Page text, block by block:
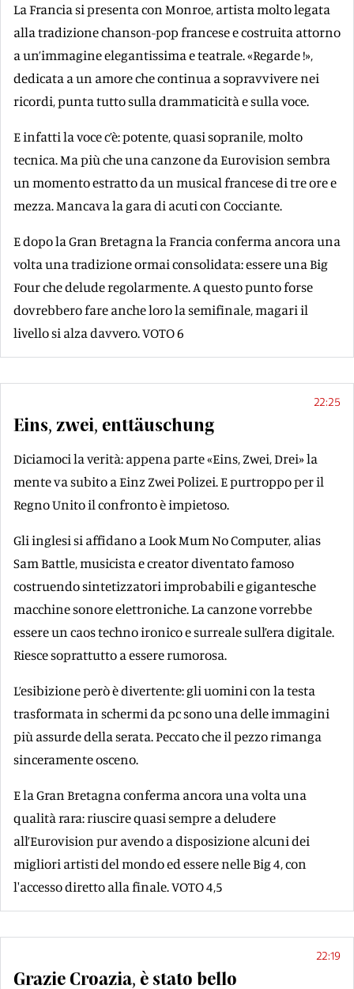
La Francia si presenta con Monroe, artista molto legata
alla tradizione chanson-pop francese e costruita attorno
a un’immagine elegantissima e teatrale. «Regarde !»,
dedicata a un amore che continua a sopravvivere nei
ricordi, punta tutto sulla drammaticità e sulla voce.
E infatti la voce c’è: potente, quasi sopranile, molto
tecnica. Ma più che una canzone da Eurovision sembra
un momento estratto da un musical francese di tre ore e
mezza. Mancava la gara di acuti con Cocciante.
E dopo la Gran Bretagna la Francia conferma ancora una
volta una tradizione ormai consolidata: essere una Big
Four che delude regolarmente. A questo punto forse
dovrebbero fare anche loro la semifinale, magari il
livello si alza davvero. VOTO 6
22:25
Eins, zwei, enttäuschung
Diciamoci la verità: appena parte «Eins, Zwei, Drei» la
mente va subito a Einz Zwei Polizei. E purtroppo per il
Regno Unito il confronto è impietoso.
Gli inglesi si affidano a Look Mum No Computer, alias
Sam Battle, musicista e creator diventato famoso
costruendo sintetizzatori improbabili e gigantesche
macchine sonore elettroniche. La canzone vorrebbe
essere un caos techno ironico e surreale sull’era digitale.
Riesce soprattutto a essere rumorosa.
L’esibizione però è divertente: gli uomini con la testa
trasformata in schermi da pc sono una delle immagini
più assurde della serata. Peccato che il pezzo rimanga
sinceramente osceno.
E la Gran Bretagna conferma ancora una volta una
qualità rara: riuscire quasi sempre a deludere
all’Eurovision pur avendo a disposizione alcuni dei
migliori artisti del mondo ed essere nelle Big 4, con
l'accesso diretto alla finale. VOTO 4,5
22:19
Grazie Croazia, è stato bello